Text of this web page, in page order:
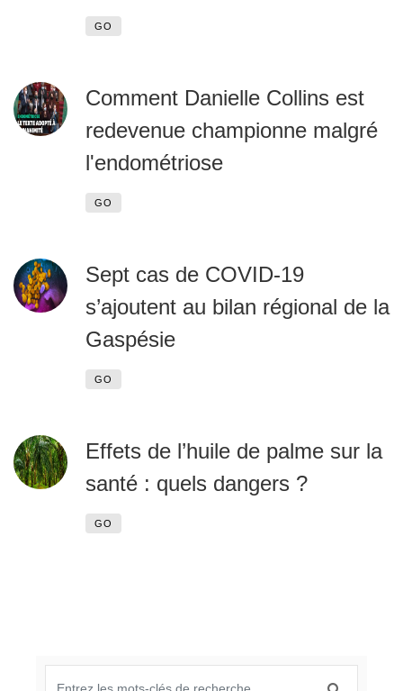
GO
Comment Danielle Collins est
redevenue championne malgré
l'endométriose
GO
Sept cas de COVID-19
s’ajoutent au bilan régional de la
Gaspésie
GO
Effets de l’huile de palme sur la
santé : quels dangers ?
GO